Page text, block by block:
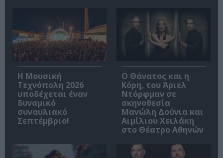
Η Μουσική
Τεχνόπολη 2026
υποδέχεται έναν
δυναμικό
συναυλιακό
Σεπτέμβριο!
Ο Θάνατος και η
Κόρη, του Άριελ
Ντόρφμαν σε
σκηνοθεσία
Μανώλη Δούνια και
Αιμίλιου Χειλάκη
στο Θέατρο Αθηνών